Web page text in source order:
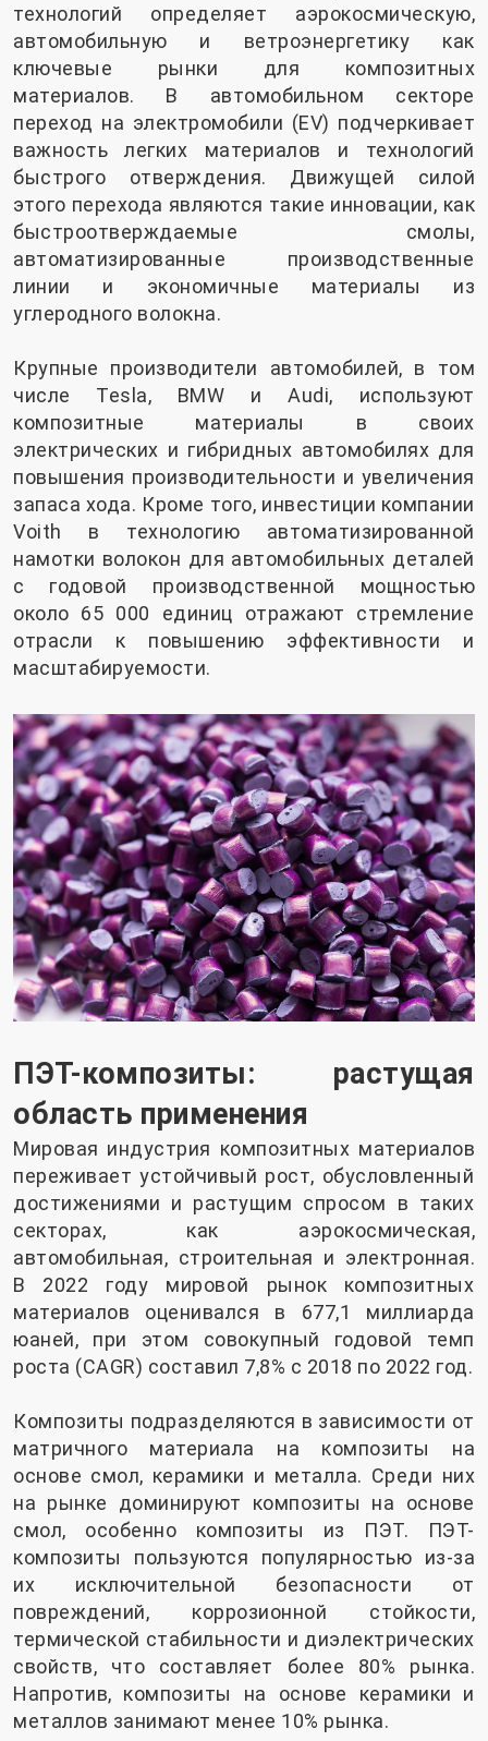
технологий определяет аэрокосмическую,
автомобильную и ветроэнергетику как
ключевые рынки для композитных
материалов. В автомобильном секторе
переход на электромобили (EV) подчеркивает
важность легких материалов и технологий
быстрого отверждения. Движущей силой
этого перехода являются такие инновации, как
быстроотверждаемые смолы,
автоматизированные производственные
линии и экономичные материалы из
углеродного волокна.
Крупные производители автомобилей, в том
числе Tesla, BMW и Audi, используют
композитные материалы в своих
электрических и гибридных автомобилях для
повышения производительности и увеличения
запаса хода. Кроме того, инвестиции компании
Voith в технологию автоматизированной
намотки волокон для автомобильных деталей
с годовой производственной мощностью
около 65 000 единиц отражают стремление
отрасли к повышению эффективности и
масштабируемости.
ПЭТ-композиты: растущая
область применения
Мировая индустрия композитных материалов
переживает устойчивый рост, обусловленный
достижениями и растущим спросом в таких
секторах, как аэрокосмическая,
автомобильная, строительная и электронная.
В 2022 году мировой рынок композитных
материалов оценивался в 677,1 миллиарда
юаней, при этом совокупный годовой темп
роста (CAGR) составил 7,8% с 2018 по 2022 год.
Композиты подразделяются в зависимости от
матричного материала на композиты на
основе смол, керамики и металла. Среди них
на рынке доминируют композиты на основе
смол, особенно композиты из ПЭТ. ПЭТ-
композиты пользуются популярностью из-за
их исключительной безопасности от
повреждений, коррозионной стойкости,
термической стабильности и диэлектрических
свойств, что составляет более 80% рынка.
Напротив, композиты на основе керамики и
металлов занимают менее 10% рынка.